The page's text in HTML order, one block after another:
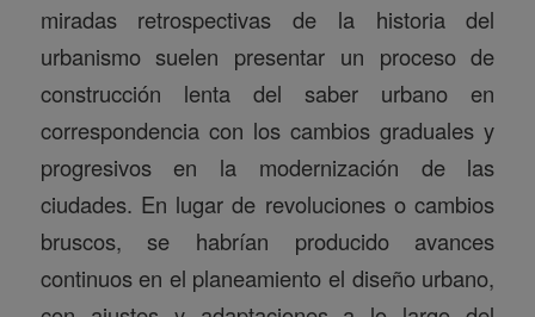
miradas retrospectivas de la historia del
urbanismo suelen presentar un proceso de
construcción lenta del saber urbano en
correspondencia con los cambios graduales y
progresivos en la modernización de las
ciudades. En lugar de revoluciones o cambios
bruscos, se habrían producido avances
continuos en el planeamiento el diseño urbano,